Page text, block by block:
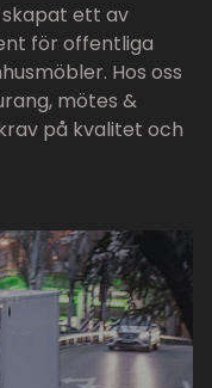
ett av
för offentliga
Hos oss
mötes &
på kvalitet och